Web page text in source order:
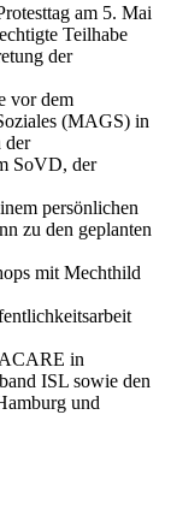
am 5. Mai
Teilhabe
der
vor dem
(MAGS) in
der
SoVD, der
persönlichen
zu den geplanten
mit Mechthild
in
ISL sowie den
und